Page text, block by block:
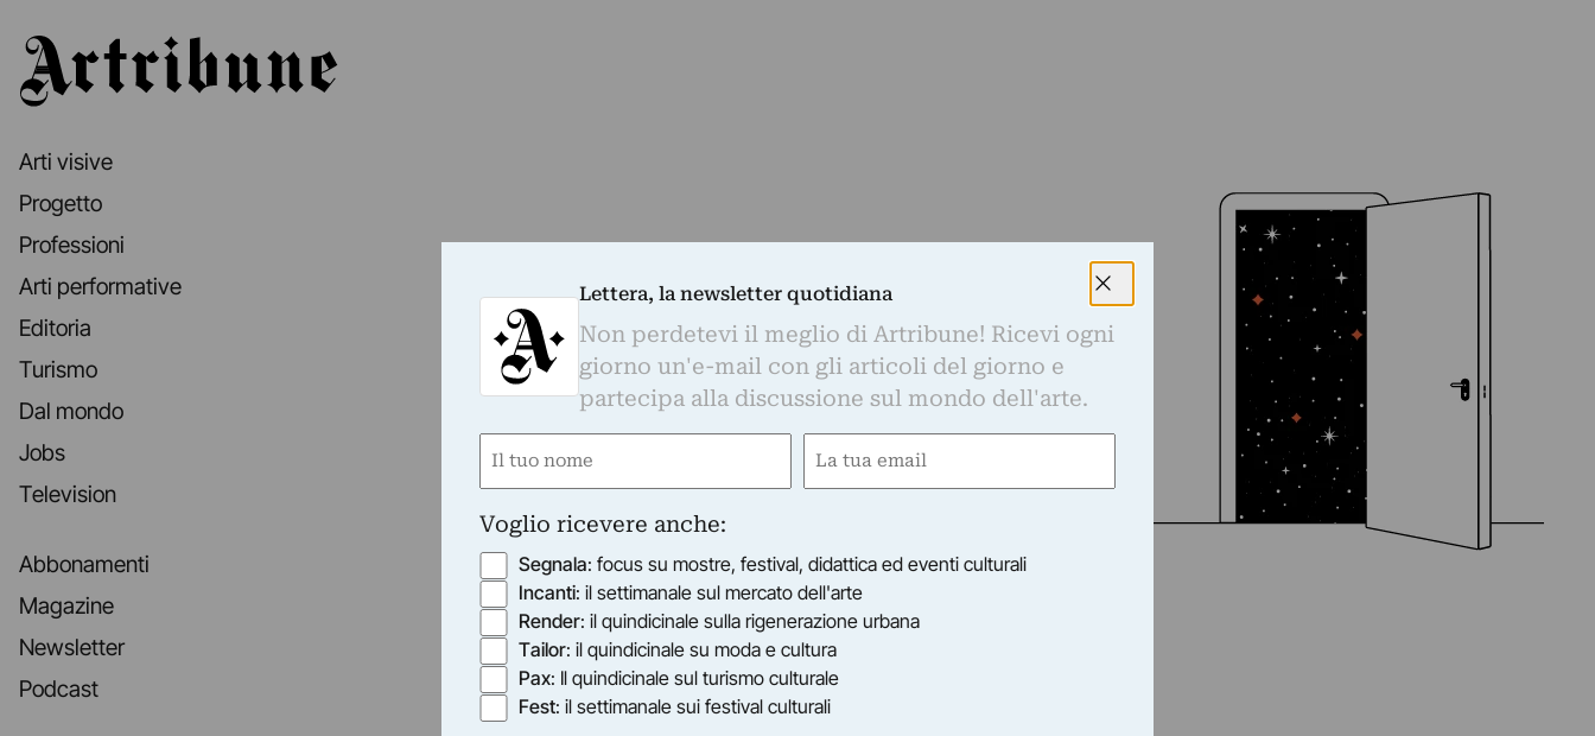
Artribune
Arti visive
Progetto
Professioni
Arti performative
Editoria
Turismo
Dal mondo
Jobs
Television
Abbonamenti
Magazine
Newsletter
Podcast
Lettera, la newsletter quotidiana
Non perdetevi il meglio di Artribune! Ricevi ogni
giorno un'e-mail con gli articoli del giorno e
partecipa alla discussione sul mondo dell'arte.
Nome
Email
Voglio ricevere anche:
Segnala: focus su mostre, festival, didattica ed eventi culturali
Incanti: il settimanale sul mercato dell'arte
Render: il quindicinale sulla rigenerazione urbana
Tailor: il quindicinale su moda e cultura
Pax: Il quindicinale sul turismo culturale
Fest: il settimanale sui festival culturali